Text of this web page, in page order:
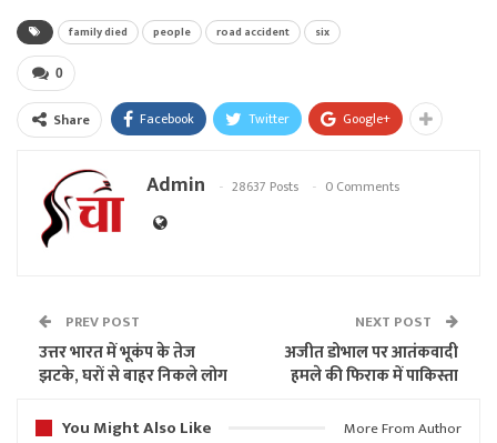
family died people road accident six
0
Share Facebook Twitter Google+
Admin 28637 Posts 0 Comments
PREV POST
उत्तर भारत में भूकंप के तेज
झटके, घरों से बाहर निकले लोग
NEXT POST
अजीत डोभाल पर आतंकवादी
हमले की फिराक में पाकिस्ता
You Might Also Like
More From Author